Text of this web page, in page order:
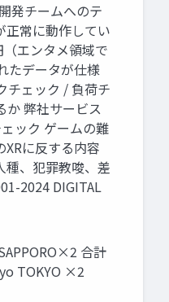
発チームへのテ
正常に動作してい
エンタメ領域で
たデータが仕様
チェック / 負荷チ
か 弊社サービス
ック ゲームの難
に反する内容
、犯罪教唆、差
2024 DIGITAL
合計
TOKYO ×2